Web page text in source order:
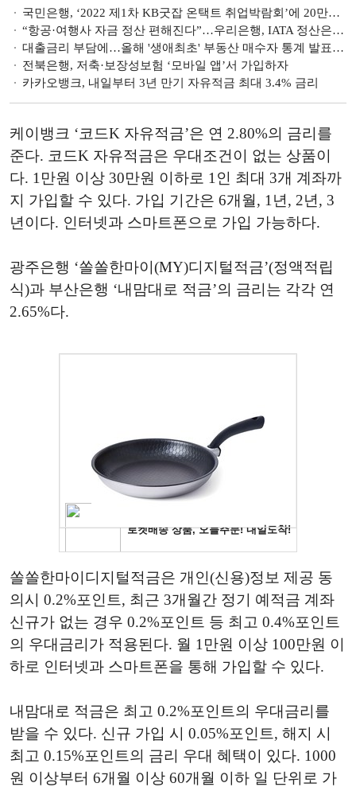
국민은행, ‘2022 제1차 KB굿잡 온택트 취업박람회’에 20만명 모여
“항공·여행사 자금 정산 편해진다”…우리은행, IATA 정산은행 서비스 제공
대출금리 부담에…올해 '생애최초' 부동산 매수자 통계 발표 이래 역대 최저
전북은행, 저축·보장성보험 ‘모바일 앱’서 가입하자
카카오뱅크, 내일부터 3년 만기 자유적금 최대 3.4% 금리
케이뱅크 ‘코드K 자유적금’은 연 2.80%의 금리를
준다. 코드K 자유적금은 우대조건이 없는 상품이
다. 1만원 이상 30만원 이하로 1인 최대 3개 계좌까
지 가입할 수 있다. 가입 기간은 6개월, 1년, 2년, 3
년이다. 인터넷과 스마트폰으로 가입 가능하다.
광주은행 ‘쏠쏠한마이(MY)디지털적금’(정액적립
식)과 부산은행 ‘내맘대로 적금’의 금리는 각각 연
2.65%다.
쏠쏠한마이디지털적금은 개인(신용)정보 제공 동
의시 0.2%포인트, 최근 3개월간 정기 예적금 계좌
신규가 없는 경우 0.2%포인트 등 최고 0.4%포인트
의 우대금리가 적용된다. 월 1만원 이상 100만원 이
하로 인터넷과 스마트폰을 통해 가입할 수 있다.
내맘대로 적금은 최고 0.2%포인트의 우대금리를
받을 수 있다. 신규 가입 시 0.05%포인트, 해지 시
최고 0.15%포인트의 금리 우대 혜택이 있다. 1000
원 이상부터 6개월 이상 60개월 이하 일 단위로 가